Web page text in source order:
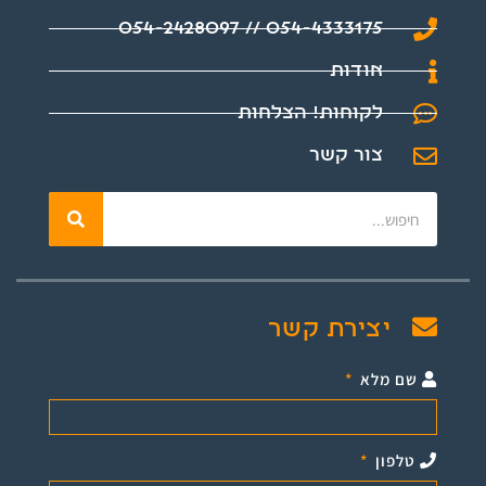
054-4333175 // 054-2428097
אודות
לקוחות! הצלחות
צור קשר
יצירת קשר
שם מלא
טלפון